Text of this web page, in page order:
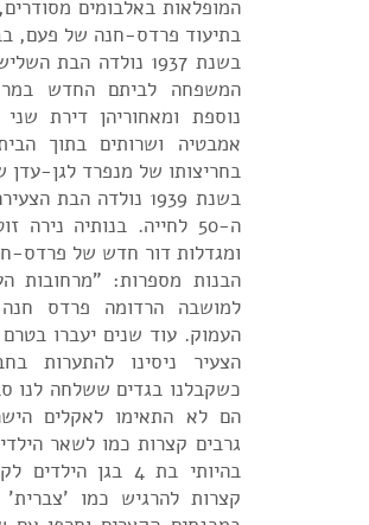
בתיעוד פרדס-חנה של פעם,
בשנת 1937 נולדה
המשפחה לביתם החדש
נוספת ומאחוריהן דירת
אמבטיה ושרותים בתוך
בחריצותו של מנפרד לגן-
בשנת 1939 נולדה
ה-50 לחייה. בנותיה
ומגדלות דור חדש של פרדס-
הבנות מספרות: "מרחובות
למושבה הרדומה פרדס
העמוק. עוד שנים יעברו
הצעיר ניסינו להתערות
כשקבלנו בגדים ששלחה לנו
הם לא התאימו לאקלים
גרבים קצרות כמו לשאר
בהיותי בת 4 בגן
קצרות להרגיש כמו 'צברית'